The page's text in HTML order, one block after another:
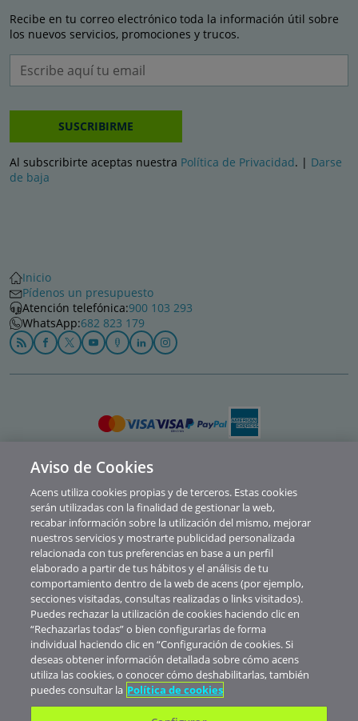
Recibe en tu correo electrónico toda la información útil sobre
los nuevos servicios, promociones y trucos.
SUSCRIBIRME
Al subscribirte aceptas nuestra Política de Privacidad. | Darse
de baja
Inicio
Pídenos un presupuesto
Atención telefónica:900 103 293
WhatsApp:682 823 179
Política de privacidad
Cookies
Contacto
Soporte
Aviso legal
Canal de Denuncias y Consultas
Abuse
© Telefónica Soluciones De Informática Y Comunicaciones De España S.A.U.
Nuestros precios no muestran IVA. Realizada la contratación de servicios
verás aplicados los impuestos correspondientes al territorio donde esté
Aviso de Cookies
Acens utiliza cookies propias y de terceros. Estas cookies
serán utilizadas con la finalidad de gestionar la web,
recabar información sobre la utilización del mismo, mejorar
nuestros servicios y mostrarte publicidad personalizada
relacionada con tus preferencias en base a un perfil
elaborado a partir de tus hábitos y el análisis de tu
comportamiento dentro de la web de acens (por ejemplo,
secciones visitadas, consultas realizadas o links visitados).
Puedes rechazar la utilización de cookies haciendo clic en
“Rechazarlas todas” o bien configurarlas de forma
individual haciendo clic en “Configuración de cookies. Si
deseas obtener información detallada sobre cómo acens
utiliza las cookies, o conocer cómo deshabilitarlas, también
puedes consultar la Política de cookies